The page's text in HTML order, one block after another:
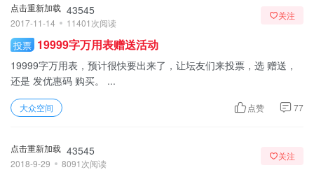
点击重新加载 43545
2017-11-14 11401次阅读
关注
投票 19999字万用表赠送活动
19999字万用表，预计很快要出来了，让坛友们来投票，选 赠送，
还是 发优惠码 购买。 ...
大众空间 点赞 77
点击重新加载 43545
2018-9-29 8091次阅读
关注